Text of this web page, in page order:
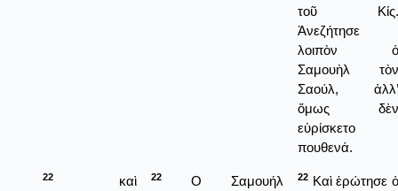
τοῦ Κίς.
Ἀνεζήτησε
λοιπὸν ὁ
Σαμουὴλ τὸν
Σαούλ, ἀλλ’
ὅμως δὲν
εὑρίσκετο
πουθενά.
22
καὶ
22
Ο Σαμουήλ
22 Καὶ ἐρώτησε ὁ